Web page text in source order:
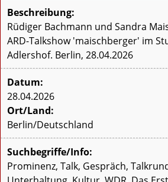
Beschreibung:
Rüdiger Bachmann und Sandra
ARD-Talkshow 'maischberger' im
Adlershof. Berlin, 28.04.2026
Datum:
28.04.2026
Ort/Land:
Berlin/Deutschland
Suchbegriffe/Info:
Prominenz, Talk, Gespräch,